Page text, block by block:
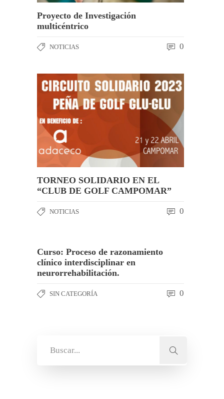
Proyecto de Investigación
multicéntrico
NOTICIAS 0
TORNEO SOLIDARIO EN EL
“CLUB DE GOLF CAMPOMAR”
NOTICIAS 0
Curso: Proceso de razonamiento
clínico interdisciplinar en
neurorrehabilitación.
SIN CATEGORÍA 0